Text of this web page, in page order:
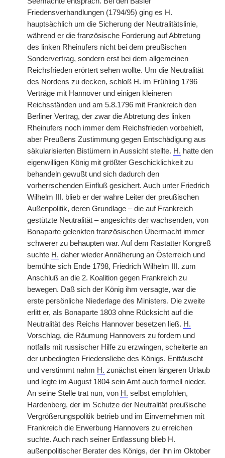
Friedensverhandlungen (1794/95) ging es H.
hauptsächlich um die Sicherung der Neutralitätslinie,
während er die französische Forderung auf Abtretung
des linken Rheinufers nicht bei dem preußischen
Sondervertrag, sondern erst bei dem allgemeinen
Reichsfrieden erörtert sehen wollte. Um die Neutralität
des Nordens zu decken, schloß H. im Frühling 1796
Verträge mit Hannover und einigen kleineren
Reichsständen und am 5.8.1796 mit Frankreich den
Berliner Vertrag, der zwar die Abtretung des linken
Rheinufers noch immer dem Reichsfrieden vorbehielt,
aber Preußens Zustimmung gegen Entschädigung aus
säkularisierten Bistümern in Aussicht stellte. H. hatte den
eigenwilligen König mit größter Geschicklichkeit zu
behandeln gewußt und sich dadurch den
vorherrschenden Einfluß gesichert. Auch unter Friedrich
Wilhelm III. blieb er der wahre Leiter der preußischen
Außenpolitik, deren Grundlage – die auf Frankreich
gestützte Neutralität – angesichts der wachsenden, von
Bonaparte gelenkten französischen Übermacht immer
schwerer zu behaupten war. Auf dem Rastatter Kongreß
suchte H. daher wieder Annäherung an Österreich und
bemühte sich Ende 1798, Friedrich Wilhelm III. zum
Anschluß an die 2. Koalition gegen Frankreich zu
bewegen. Daß sich der König ihm versagte, war die
erste persönliche Niederlage des Ministers. Die zweite
erlitt er, als Bonaparte 1803 ohne Rücksicht auf die
Neutralität des Reichs Hannover besetzen ließ. H.
Vorschlag, die Räumung Hannovers zu fordern und
notfalls mit russischer Hilfe zu erzwingen, scheiterte an
der unbedingten Friedensliebe des Königs. Enttäuscht
und verstimmt nahm H. zunächst einen längeren Urlaub
und legte im August 1804 sein Amt auch formell nieder.
An seine Stelle trat nun, von H. selbst empfohlen,
Hardenberg, der im Schutze der Neutralität preußische
Vergrößerungspolitik betrieb und im Einvernehmen mit
Frankreich die Erwerbung Hannovers zu erreichen
suchte. Auch nach seiner Entlassung blieb H.
außenpolitischer Berater des Königs, der ihn im Oktober